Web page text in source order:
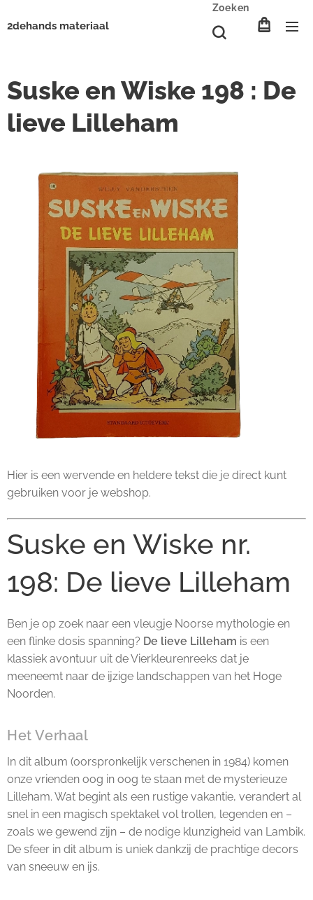
2dehands materiaal
Zoeken
Suske en Wiske 198 : De
lieve Lilleham
Hier is een wervende en heldere tekst die je direct kunt
gebruiken voor je webshop.
Suske en Wiske nr.
198: De lieve Lilleham
Ben je op zoek naar een vleugje Noorse mythologie en
een flinke dosis spanning? De lieve Lilleham is een
klassiek avontuur uit de Vierkleurenreeks dat je
meeneemt naar de ijzige landschappen van het Hoge
Noorden.
Het Verhaal
In dit album (oorspronkelijk verschenen in 1984) komen
onze vrienden oog in oog te staan met de mysterieuze
Lilleham. Wat begint als een rustige vakantie, verandert al
snel in een magisch spektakel vol trollen, legenden en –
zoals we gewend zijn – de nodige klunzigheid van Lambik.
De sfeer in dit album is uniek dankzij de prachtige decors
van sneeuw en ijs.